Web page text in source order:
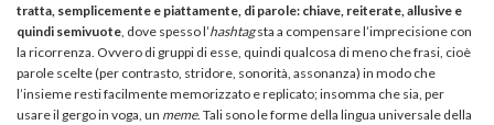
tratta, semplicemente e piattamente, di parole: chiave, reiterate, allusive e
quindi semivuote , dove spesso l’hashtagsta a compensare l’imprecisione con
la ricorrenza. Ovvero di gruppi di esse, quindi qualcosa di meno che frasi, cioè
parole scelte (per contrasto, stridore, sonorità, assonanza) in modo che
l’insieme resti facilmente memorizzato e replicato; insomma che sia, per
usare il gergo in voga, un meme. Tali sono le forme della lingua universale della